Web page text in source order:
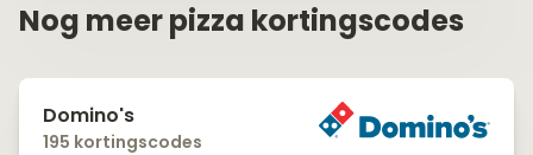
Nog meer pizza kortingscodes
Domino's
195 kortingscodes